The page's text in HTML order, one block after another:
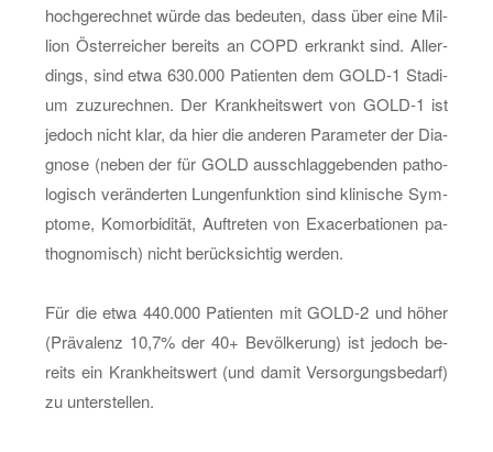
hoch­ge­rech­net würde das be­deu­ten, dass über eine Mil­
li­on Ös­ter­rei­cher be­reits an COPD er­krankt sind. Al­ler­
dings, sind etwa 630.000 Pa­ti­en­ten dem GOLD-1 Sta­di­
um zu­zu­rech­nen. Der Krank­heits­wert von GOLD-1 ist
je­doch nicht klar, da hier die an­de­ren Pa­ra­me­ter der Dia­
gno­se (neben der für GOLD aus­schlag­ge­ben­den pa­tho­
lo­gisch ver­än­der­ten Lun­gen­funk­ti­on sind kli­ni­sche Sym­
pto­me, Ko­mor­bi­di­tät, Auf­tre­ten von Ex­a­cer­ba­tio­nen pa­
tho­gno­misch) nicht be­rück­sich­tig wer­den.
Für die etwa 440.000 Pa­ti­en­ten mit GOLD-2 und höher
(Prä­va­lenz 10,7% der 40+ Be­völ­ke­rung) ist je­doch be­
reits ein Krank­heits­wert (und damit Ver­sor­gungs­be­darf)
zu un­ter­stel­len.